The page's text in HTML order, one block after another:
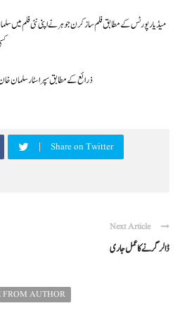
میڈیا رپورٹس کے مطابق فلم ساز کرن جوہر نے اپنی نئی فلم میں
ذرائع کے مطابق سپر اسٹار سلمان
Share on Twitter
Next Article
ڈالر گرنے کا عمل جاری
FROM AUTHOR